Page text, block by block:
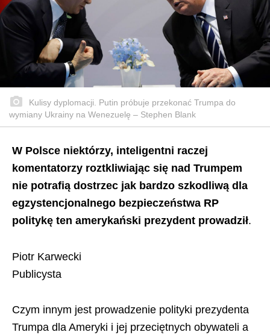
Kulisy dyplomacji. Putin próbuje przekonać Trumpa do
wymiany Ukrainy na Wenezuelę – Stephen Blank
W Polsce niektórzy, inteligentni raczej
komentatorzy roztkliwiając się nad Trumpem
nie potrafią dostrzec jak bardzo szkodliwą dla
egzystencjonalnego bezpieczeństwa RP
politykę ten amerykański prezydent prowadził.
Piotr Karwecki
Publicysta
Czym innym jest prowadzenie polityki prezydenta
Trumpa dla Ameryki i jej przeciętnych obywateli a